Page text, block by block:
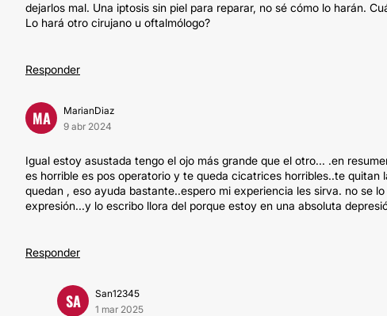
dejarlos mal. Una iptosis sin piel para reparar, no sé cómo lo harán.
Lo hará otro cirujano u oftalmólogo?
Responder
MA
MarianDiaz
9 abr 2024
Igual estoy asustada tengo el ojo más grande que el otro... .en
es horrible es pos operatorio y te queda cicatrices horribles..te
quedan , eso ayuda bastante..espero mi experiencia les sirva. no se
expresión...y lo escribo llora del porque estoy en una absoluta
Responder
SA
San12345
1 mar 2025